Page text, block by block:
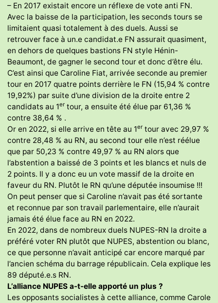
– En 2017 existait encore un réflexe de vote anti FN.
Avec la baisse de la participation, les seconds tours se
limitaient quasi totalement à des duels. Aussi se
retrouver face à un.e candidat.e FN assurait quasiment,
en dehors de quelques bastions FN style Hénin-
Beaumont, de gagner le second tour et donc d’être élu.
C’est ainsi que Caroline Fiat, arrivée seconde au premier
tour en 2017 quatre points derrière le FN (15,94 % contre
19,92%) par suite d’une division de la droite entre 2
candidats au 1er tour, a ensuite été élue par 61,36 %
contre 38,64 % .
Or en 2022, si elle arrive en tête au 1er tour avec 29,97 %
contre 28,48 % au RN, au second tour elle n’est réélue
que par 50,23 % contre 49,97 % au RN alors que
l’abstention a baissé de 3 points et les blancs et nuls de
2 points. Il y a donc eu un vote massif de la droite en
faveur du RN. Plutôt le RN qu’une députée insoumise !!!
On peut penser que si Caroline n’avait pas été sortante
et reconnue par son travail parlementaire, elle n’aurait
jamais été élue face au RN en 2022.
En 2022, dans de nombreux duels NUPES-RN la droite a
préféré voter RN plutôt que NUPES, abstention ou blanc,
ce que personne n’avait anticipé car encore marqué par
l’ancien schéma du barrage républicain. Cela explique les
89 député.e.s RN.
L’alliance NUPES a-t-elle apporté un plus ?
Les opposants socialistes à cette alliance, comme Carole